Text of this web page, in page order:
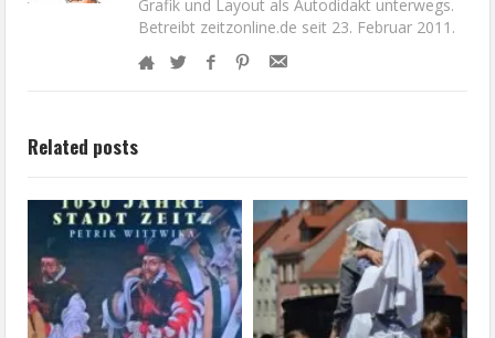
Grafik und Layout als Autodidakt unterwegs.
Betreibt zeitzonline.de seit 23. Februar 2011.
Related posts